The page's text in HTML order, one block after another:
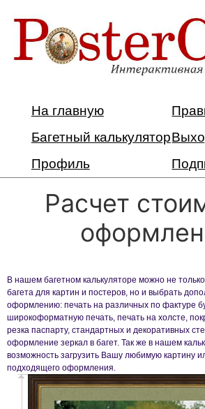
На главную
Багетный калькулятор
Профиль
Расчет
В нашем багетном калькуляторе можно не
багета для картин и постеров, но и выбрать
оформлению: печать на различных по фактуре
широкоформатную печать, печать на холсте,
резка паспарту, стандартных и декоративных
оформление зеркал в багет. Так же в нашем
возможность загрузить Вашу любимую картину
подходящего оформления.